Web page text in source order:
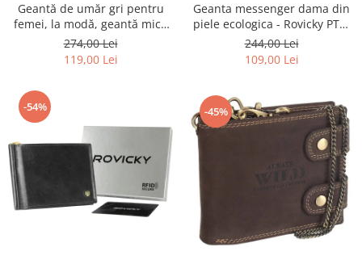
Geantă de umăr gri pentru
femei, la modă, geantă mică
urbană cu fermoar, piele
ecologică - Peterson PTR-PTN
274,00 Lei
119,00 Lei
Geanta messenger dama din
piele ecologica - Rovicky PTR-
R-TOR-ALE-2-3776 SIL
244,00 Lei
109,00 Lei
-54% -45%